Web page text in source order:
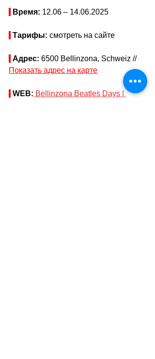
Время: 12.06 – 14.06.2025
Тарифы: смотреть на сайте
Адрес: 6500 Bellinzona, Schweiz //
Показать адрес на карте
WEB: Bellinzona Beatles Days |